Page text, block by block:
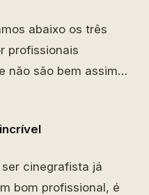
abaixo os três
profissionais
não são bem assim…
cinegrafista já
bom profissional, é